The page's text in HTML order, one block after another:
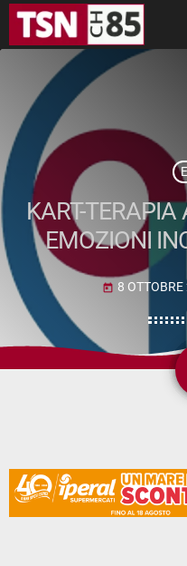
KART-
EMOZIONI
today 8